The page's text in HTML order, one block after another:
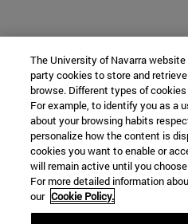
The University of Navarra
party cookies to store and
browse. Different types of
For example, to identify you as a
about your browsing habits
personalize how the content is
cookies you want to enable or
will remain active until you
For more detailed information
our Cookie Policy.